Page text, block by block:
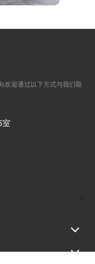
欢迎通过以下方式与我们取